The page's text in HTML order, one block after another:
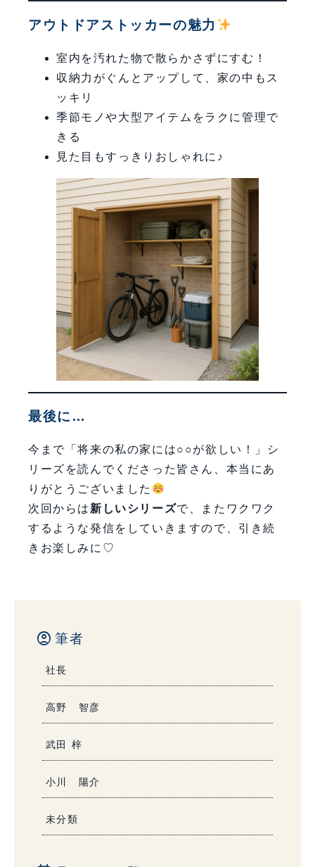
アウトドアストッカーの魅力
室内を汚れた物で散らかさずにすむ！
収納力がぐんとアップして、家の中もス
ッキリ
季節モノや大型アイテムをラクに管理で
きる
見た目もすっきりおしゃれに♪
最後に…
今まで「将来の私の家には○○が欲しい！」シ
リーズを読んでくださった皆さん、本当にあ
りがとうございました
次回からは 新しいシリーズで、またワクワク
するような発信をしていきますので、引き続
きお楽しみに♡
account_circle 筆者
社長
高野 智彦
武田 梓
小川 陽介
未分類